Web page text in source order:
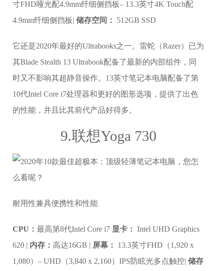
寸FHD哑光配4.9mm纤细侧挡板– 13.3英寸4K Touch配
4.9mm纤细侧挡板|储存空间： 512GB SSD
它还是2020年最好的Ultrabooks之一。雷蛇（Razer）已为
其Blade Stealth 13 Ultrabook配备了最新的内部组件，同
时又不影响其超静音操作。13英寸笔记本电脑配备了第
10代Intel Core i7处理器和更好的图形选项，提供了出色
的性能，并且比其前代产品好得多。
9.联想Yoga 730
耐用性兼具便携性和性能
CPU：最高第8代Intel Core i7 显卡： Intel UHD Graphics
620 | 内存：高达16GB | 屏幕：
13.3英寸FHD（1,920 x
1,080）– UHD（3,840 x 2,160）IPS防眩光多点触控|储存